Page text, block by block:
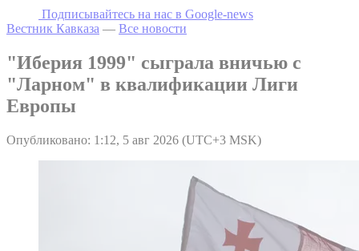
Подписывайтесь на наc в Google-news
Вестник Кавказа — Все новости
"Иберия 1999" сыграла вничью с
"Ларном" в квалификации Лиги
Европы
Опубликовано: 1:12, 5 авг 2026 (UTC+3 MSK)